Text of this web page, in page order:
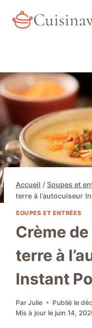
Accueil / Soupes et
terre à l’autocuiseur
SOUPES ET ENTRÉES
Crème
terre à
Instant
ParJulie Publié le
Mis à jour le juin 14,